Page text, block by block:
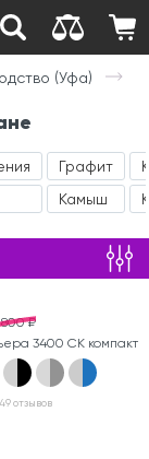
(Уфа)
Графит
Камыш
₽
3400 СК компакт
49 отзывов